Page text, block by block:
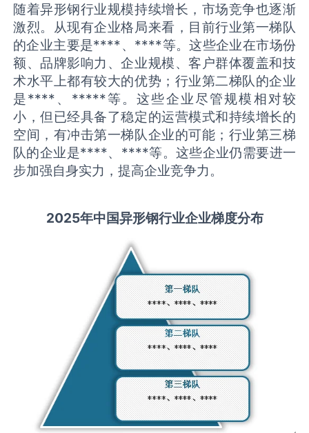
随着异形钢行业规模持续增长，市场竞争也逐渐
激烈。从现有企业格局来看，目前行业第一梯队
的企业主要是****、****等。这些企业在市场份
额、品牌影响力、企业规模、客户群体覆盖和技
术水平上都有较大的优势；行业第二梯队的企业
是****、*****等。这些企业尽管规模相对较
小，但已经具备了稳定的运营模式和持续增长的
空间，有冲击第一梯队企业的可能；行业第三梯
队的企业是****、****等。这些企业仍需要进一
步加强自身实力，提高企业竞争力。
2025年中国异形钢行业企业梯度分布